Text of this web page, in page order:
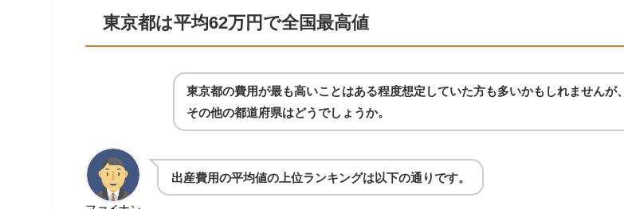
東京都は平均62万円で全国最高値
東京都の費用が最も高いことはある程度想定していた方も多いかもしれませんが、
その他の都道府県はどうでしょうか。
出産費用の平均値の上位ランキングは以下の通りです。